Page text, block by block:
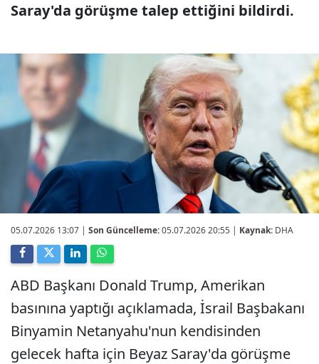
Saray'da görüşme talep ettiğini bildirdi.
05.07.2026 13:07 | Son Güncelleme:05.07.2026 20:55 | Kaynak: DHA
ABD Başkanı Donald Trump, Amerikan
basınına yaptığı açıklamada, İsrail Başbakanı
Binyamin Netanyahu'nun kendisinden
gelecek hafta için Beyaz Saray'da görüşme